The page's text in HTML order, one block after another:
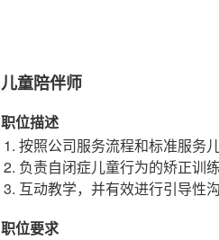
儿童陪伴师
职位描述
按照公司服务流程和标准服务
负责自闭症儿童行为的矫正训
互动教学，并有效进行引导性
职位要求